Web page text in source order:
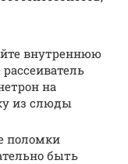
внутреннюю
на
из слюды
поломки
быть